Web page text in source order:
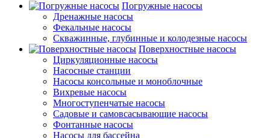
Погружные насосы
Дренажные насосы
Фекальные насосы
Скважинные, глубинные и колодезные насосы
Поверхностные насосы
Циркуляционные насосы
Насосные станции
Насосы консольные и моноблочные
Вихревые насосы
Многоступенчатые насосы
Садовые и самовсасывающие насосы
Фонтанные насосы
Насосы для бассейна